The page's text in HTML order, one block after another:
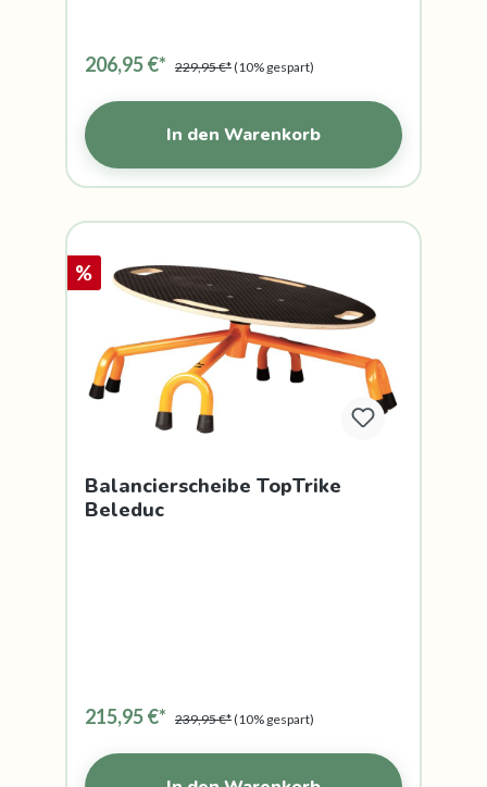
206,95 €* 229,95 €*(10% gespart)
In den Warenkorb
%
Balancierscheibe TopTrike
Beleduc
215,95 €* 239,95 €*(10% gespart)